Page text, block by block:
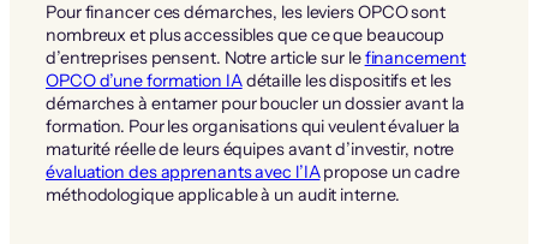
Pour financer ces démarches, les leviers OPCO sont
nombreux et plus accessibles que ce que beaucoup
d’entreprises pensent. Notre article sur lefinancement
OPCO d’une formation IAdétaille les dispositifs et les
démarches à entamer pour boucler un dossier avant la
formation. Pour les organisations qui veulent évaluer la
maturité réelle de leurs équipes avant d’investir, notre
évaluation des apprenants avec l’IApropose un cadre
méthodologique applicable à un audit interne.